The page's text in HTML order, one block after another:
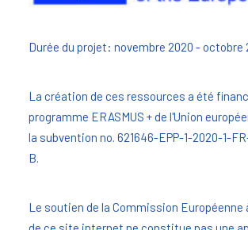
Durée du projet: novembre 2020 - octobre
La création de ces ressources a été
programme ERASMUS + de l'Union
la subvention no. 621646-EPP-1-2020-1-
B.
Le soutien de la Commission Européenne